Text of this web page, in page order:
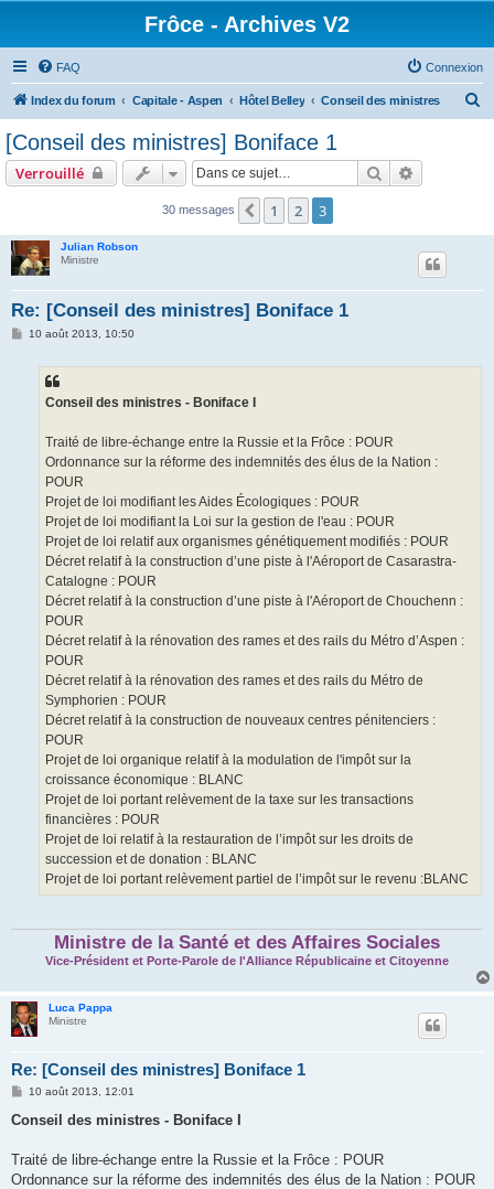
Frôce - Archives V2
FAQ Connexion
Index du forum Capitale - Aspen Hôtel Belley Conseil des ministres
[Conseil des ministres] Boniface 1
Verrouillé Rechercher
30 messages Précédente
1 2 3
Julian Robson
Ministre
Re: [Conseil des ministres] Boniface 1
M10 août 2013, 10:50
Conseil des ministres - Boniface I
Traité de libre-échange entre la Russie et la Frôce : POUR
Ordonnance sur la réforme des indemnités des élus de la Nation :
POUR
Projet de loi modifiant les Aides Écologiques : POUR
Projet de loi modifiant la Loi sur la gestion de l'eau : POUR
Projet de loi relatif aux organismes génétiquement modifiés : POUR
Décret relatif à la construction d’une piste à l'Aéroport de Casarastra-
Catalogne : POUR
Décret relatif à la construction d’une piste à l'Aéroport de Chouchenn :
POUR
Décret relatif à la rénovation des rames et des rails du Métro d’Aspen :
POUR
Décret relatif à la rénovation des rames et des rails du Métro de
Symphorien : POUR
Décret relatif à la construction de nouveaux centres pénitenciers :
POUR
Projet de loi organique relatif à la modulation de l'impôt sur la
croissance économique : BLANC
Projet de loi portant relèvement de la taxe sur les transactions
financières : POUR
Projet de loi relatif à la restauration de l’impôt sur les droits de
succession et de donation : BLANC
Projet de loi portant relèvement partiel de l’impôt sur le revenu :BLANC
Ministre de la Santé et des Affaires Sociales
Vice-Président et Porte-Parole de l'Alliance Républicaine et Citoyenne
Luca Pappa
Ministre
Re: [Conseil des ministres] Boniface 1
M
s
g
10 août 2013, 12:01
Conseil des ministres - Boniface I
Traité de libre-échange entre la Russie et la Frôce : POUR
Ordonnance sur la réforme des indemnités des élus de la Nation : POUR